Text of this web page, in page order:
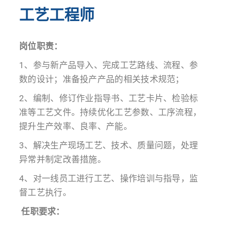
工艺工程师
岗位职责：
1、参与新产品导入、完成工艺路线、流程、参
数的设计；准备投产产品的相关技术规范；
2、编制、修订作业指导书、工艺卡片、检验标
准等工艺文件。持续优化工艺参数、工序流程，
提升生产效率、良率、产能。
3、解决生产现场工艺、技术、质量问题，处理
异常并制定改善措施。
4、对一线员工进行工艺、操作培训与指导，监
督工艺执行。
任职要求：